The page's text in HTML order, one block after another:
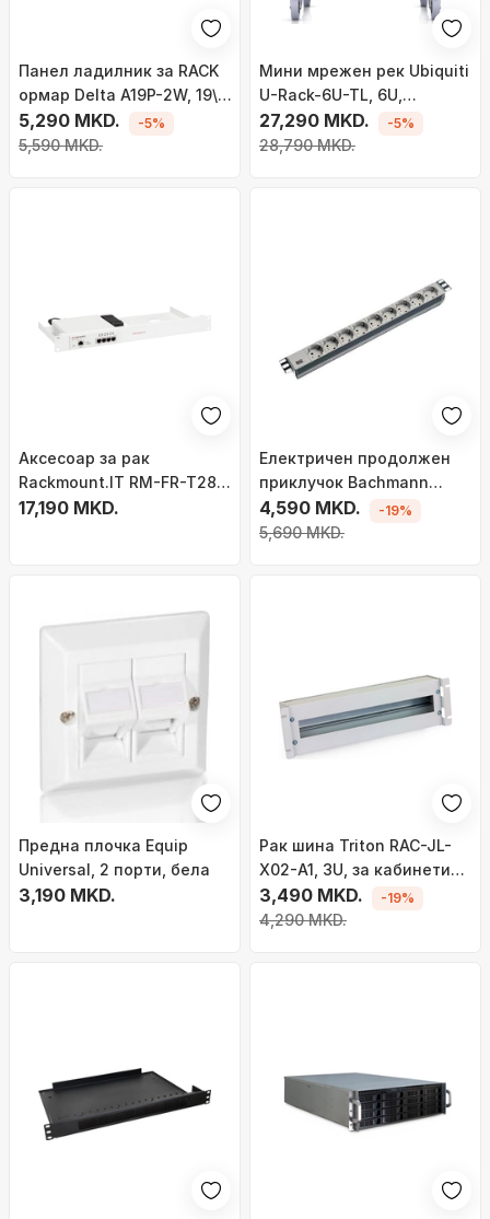
Панел ладилник за RACK
ормар Delta A19P-2W, 19\",
1U, црн
5,290 MKD.
5,590 MKD.
-5%
Мини мрежен рек Ubiquiti
U-Rack-6U-TL, 6U,
монтирање без алат, сив
27,290 MKD.
28,790 MKD.
-5%
Аксесоар за рак
Rackmount.IT RM-FR-T28,
за заштитен ѕид, за 19\"
17,190 MKD.
Електричен продолжен
приклучок Bachmann
Power Strip Outlet Box,
алуминиум, сив
4,590 MKD.
5,690 MKD.
-19%
Предна плочка Equip
Universal, 2 порти, бела
3,190 MKD.
Рак шина Triton RAC-JL-
X02-A1, 3U, за кабинети
19", црна
3,490 MKD.
4,290 MKD.
-19%